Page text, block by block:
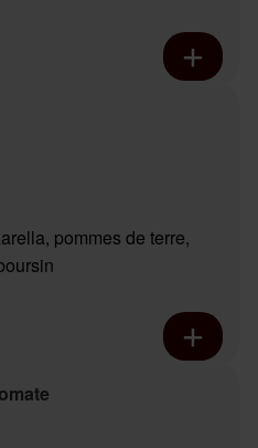
pommes de terre,